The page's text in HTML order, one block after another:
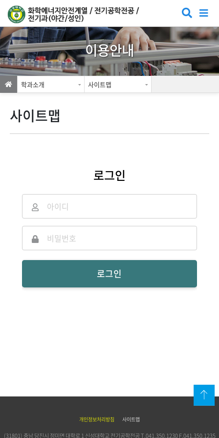
이용안내
학과소개 사이트맵
사이트맵
로그인
로그인
위로
개인정보처리방침 사이트맵
(31801) 충남 당진시 정미면 대학로 1 신성대학교 전기공학전공T.041.350.1230 F.041.350.1235